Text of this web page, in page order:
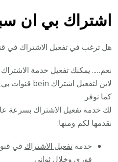
اشتراك بي ان
هل ترغب في تفعيل الاشتراك في
نعم….. يمكنك تفعيل خدمة الاشتراك
لاين لتفعيل اشتراك bein قنوات
كما نوفر
لك خدمة تفعيل الاشتراك بسرعة
نقدمها لكم ومنها:
خدمةتفعيل الاشتراك في
فوري وخلال ثواني